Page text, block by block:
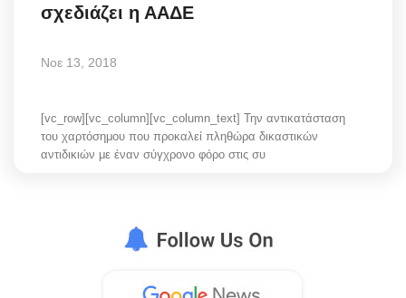
σχεδιάζει η ΑΑΔΕ
Νοε 13, 2018
[vc_row][vc_column][vc_column_text] Την αντικατάσταση
του χαρτόσημου που προκαλεί πληθώρα δικαστικών
αντιδικιών με έναν σύγχρονο φόρο στις συ